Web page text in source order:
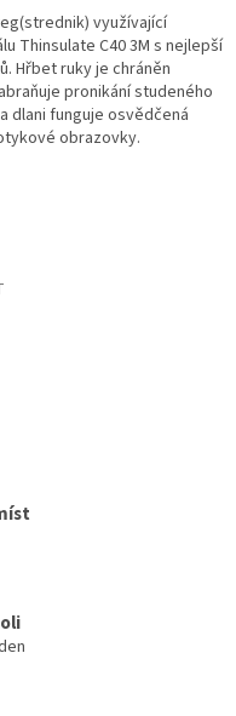
využívající
Thinsulate C40 3M s nejlepší
Hřbet ruky je chráněn
pronikání studeného
dlani funguje osvědčená
obrazovky.